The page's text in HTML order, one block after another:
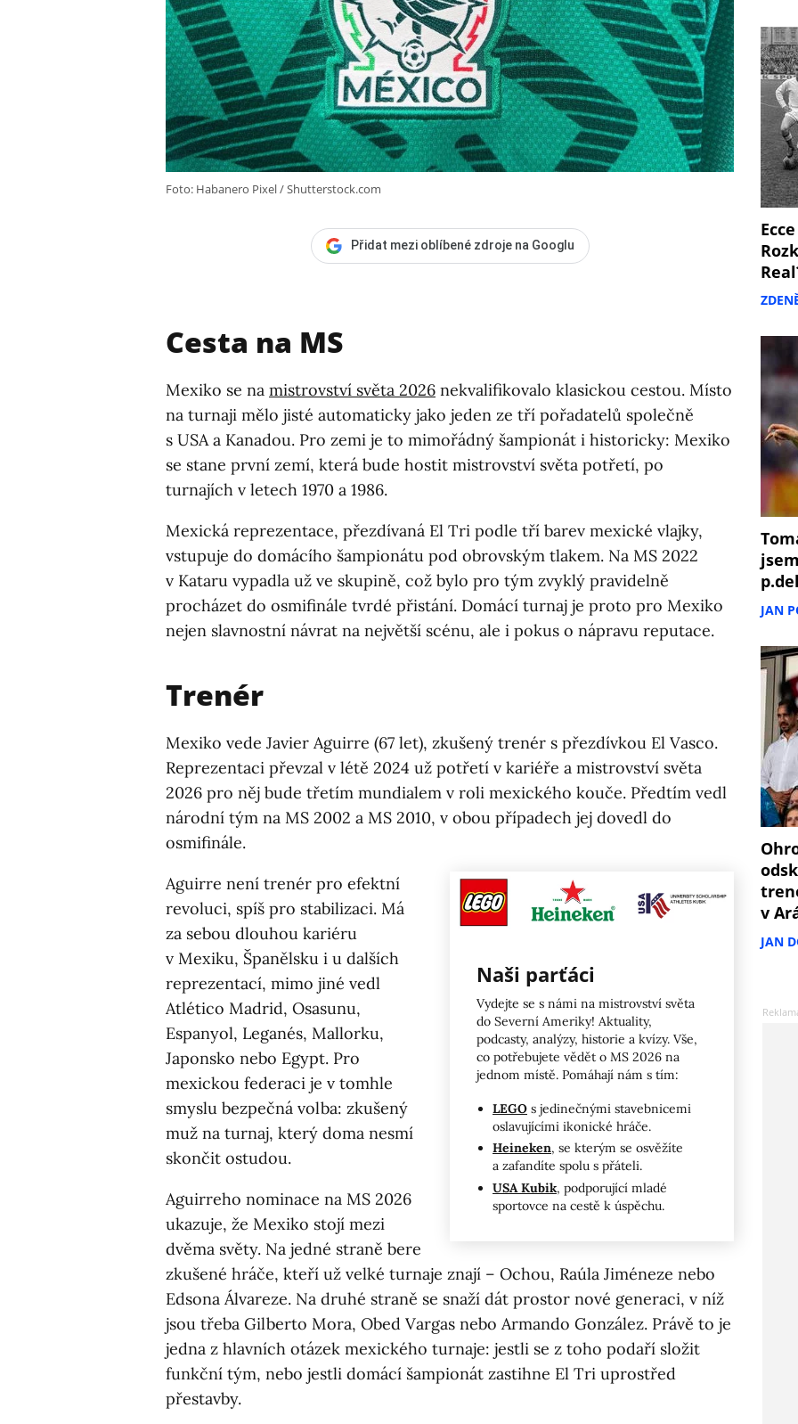
Foto: Habanero Pixel / Shutterstock.com
Přidat mezi oblíbené zdroje na Googlu
Cesta na MS
Mexiko se na mistrovství světa 2026 nekvalifikovalo klasickou cestou. Místo
na turnaji mělo jisté automaticky jako jeden ze tří pořadatelů společně
s USA a Kanadou. Pro zemi je to mimořádný šampionát i historicky: Mexiko
se stane první zemí, která bude hostit mistrovství světa potřetí, po
turnajích v letech 1970 a 1986.
Mexická reprezentace, přezdívaná El Tri podle tří barev mexické vlajky,
vstupuje do domácího šampionátu pod obrovským tlakem. Na MS 2022
v Kataru vypadla už ve skupině, což bylo pro tým zvyklý pravidelně
procházet do osmifinále tvrdé přistání. Domácí turnaj je proto pro Mexiko
nejen slavnostní návrat na největší scénu, ale i pokus o nápravu reputace.
Trenér
Mexiko vede Javier Aguirre (67 let), zkušený trenér s přezdívkou El Vasco.
Reprezentaci převzal v létě 2024 už potřetí v kariéře a mistrovství světa
2026 pro něj bude třetím mundialem v roli mexického kouče. Předtím vedl
národní tým na MS 2002 a MS 2010, v obou případech jej dovedl do
osmifinále.
Naši parťáci
Vydejte se s námi na mistrovství světa
do Severní Ameriky! Aktuality,
podcasty, analýzy, historie a kvízy. Vše,
co potřebujete vědět o MS 2026 na
jednom místě. Pomáhají nám s tím:
LEGO s jedinečnými stavebnicemi
oslavujícími ikonické hráče.
Heineken, se kterým se osvěžíte
a zafandíte spolu s přáteli.
USA Kubik, podporující mladé
sportovce na cestě k úspěchu.
Aguirre není trenér pro efektní
revoluci, spíš pro stabilizaci. Má
za sebou dlouhou kariéru
v Mexiku, Španělsku i u dalších
reprezentací, mimo jiné vedl
Atlético Madrid, Osasunu,
Espanyol, Leganés, Mallorku,
Japonsko nebo Egypt. Pro
mexickou federaci je v tomhle
smyslu bezpečná volba: zkušený
muž na turnaj, který doma nesmí
skončit ostudou.
Aguirreho nominace na MS 2026
ukazuje, že Mexiko stojí mezi
dvěma světy. Na jedné straně bere
zkušené hráče, kteří už velké turnaje znají – Ochou, Raúla Jiméneze nebo
Edsona Álvareze. Na druhé straně se snaží dát prostor nové generaci, v níž
jsou třeba Gilberto Mora, Obed Vargas nebo Armando González. Právě to je
jedna z hlavních otázek mexického turnaje: jestli se z toho podaří složit
funkční tým, nebo jestli domácí šampionát zastihne El Tri uprostřed
přestavby.
p.del
JAN
v
JAN